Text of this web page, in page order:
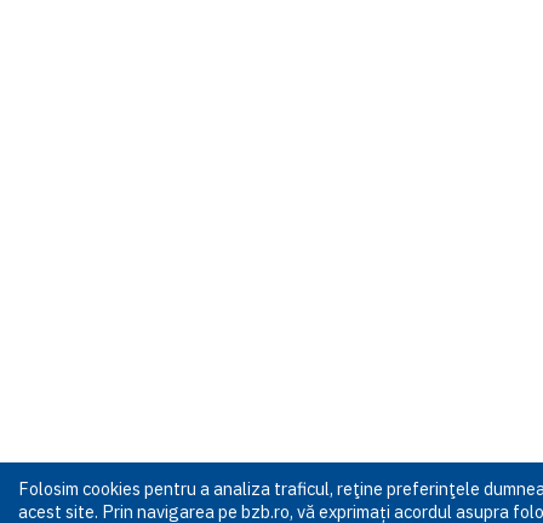
Folosim cookies pentru a analiza traficul, reţine preferinţele
acest site. Prin navigarea pe bzb.ro, vă exprimați acordul asupra